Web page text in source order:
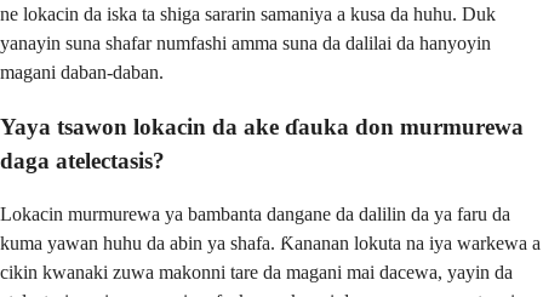
ne lokacin da iska ta shiga sararin samaniya a kusa da huhu. Duk
yanayin suna shafar numfashi amma suna da dalilai da hanyoyin
magani daban-daban.
Yaya tsawon lokacin da ake ɗauka don murmurewa
daga atelectasis?
Lokacin murmurewa ya bambanta dangane da dalilin da ya faru da
kuma yawan huhu da abin ya shafa. Ƙananan lokuta na iya warkewa a
cikin kwanaki zuwa makonni tare da magani mai dacewa, yayin da